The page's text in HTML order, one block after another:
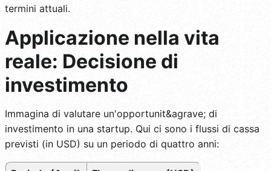
termini attuali.
Applicazione nella vita
reale: Decisione di
investimento
Immagina di valutare un'opportunit&agrave; di
investimento in una startup. Qui ci sono i flussi di cassa
previsti (in USD) su un periodo di quattro anni: